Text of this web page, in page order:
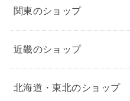
関東のショップ
近畿のショップ
北海道・東北のショップ